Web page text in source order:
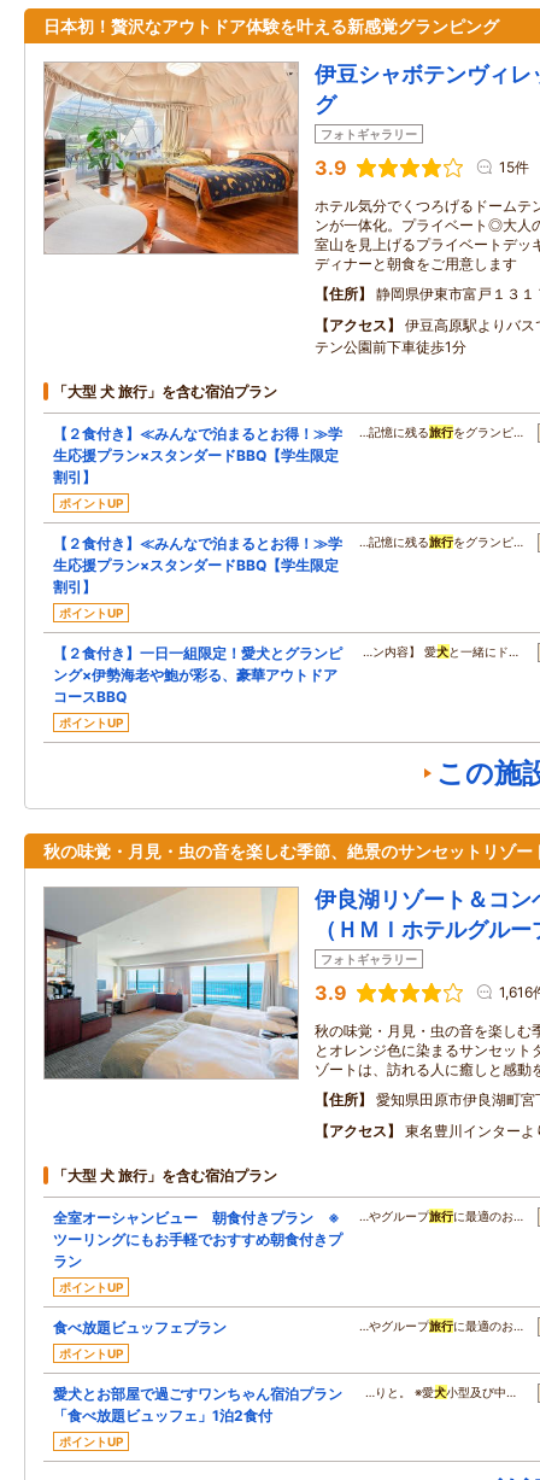
日本初！贅沢なアウトドア体験を叶える新感覚グランピング
伊豆シャボテンヴィ
グ
フォトギャラリー
3.9 15件
ホテル気分でくつろげるドームテ
ンが一体化。プライベート◎大人
室山を見上げるプライベートデッ
ディナーと朝食をご用意します
住所
静岡県伊東市富戸１３１
アクセス
伊豆高原駅よりバ
テン公園前下車徒歩1分
「大型 犬 旅行」を含む宿泊プラン
【２食付き】≪みんなで泊まるとお得！≫学
生応援プラン×スタンダードBBQ【学生限定
割引】
ポイントUP
…記憶に残る旅行をグランピ…
【２食付き】≪みんなで泊まるとお得！≫学
生応援プラン×スタンダードBBQ【学生限定
割引】
ポイントUP
…記憶に残る旅行をグランピ…
【２食付き】一日一組限定！愛犬とグランピ
ング×伊勢海老や鮑が彩る、豪華アウトドア
コースBBQ
ポイントUP
…ン内容】 愛犬と一緒にド…
この施
秋の味覚・月見・虫の音を楽しむ季節、絶景のサンセットリゾー
伊良湖リゾート＆コン
（ＨＭＩホテルグルー
フォトギャラリー
3.9 1,616
秋の味覚・月見・虫の音を楽しむ
とオレンジ色に染まるサンセット
ゾートは、訪れる人に癒しと感動
住所
愛知県田原市伊良湖町
アクセス
東名豊川インターよ
「大型 犬 旅行」を含む宿泊プラン
全室オーシャンビュー 朝食付きプラン ※
ツーリングにもお手軽でおすすめ朝食付きプ
ラン
ポイントUP
…やグループ旅行に最適のお…
食べ放題ビュッフェプラン
ポイントUP
…やグループ旅行に最適のお…
愛犬とお部屋で過ごすワンちゃん宿泊プラン
「食べ放題ビュッフェ」1泊2食付
ポイントUP
…りと。 ※愛犬小型及び中…